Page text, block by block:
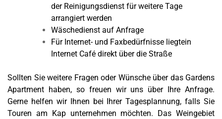
der Reinigungsdienst für weitere Tage
arrangiert werden
Wäschedienst auf Anfrage
Für Internet- und Faxbedürfnisse liegtein
Internet Café direkt über die Straße
Sollten Sie weitere Fragen oder Wünsche über das Gardens
Apartment haben, so freuen wir uns über Ihre Anfrage.
Gerne helfen wir Ihnen bei Ihrer Tagesplannung, falls Sie
Touren am Kap unternehmen möchten. Das Weingebiet